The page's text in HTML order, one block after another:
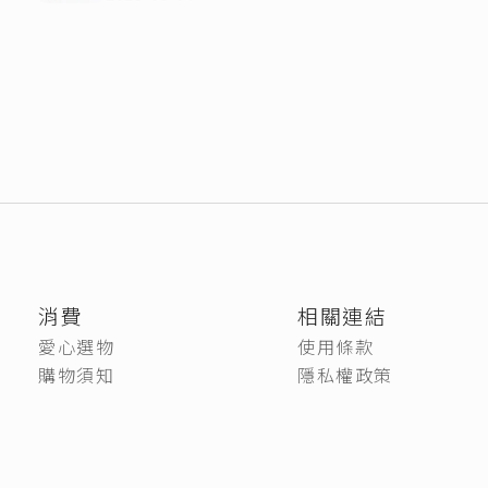
消費
愛心選物
購物須知
相關連結
使用條款
隱私權政策